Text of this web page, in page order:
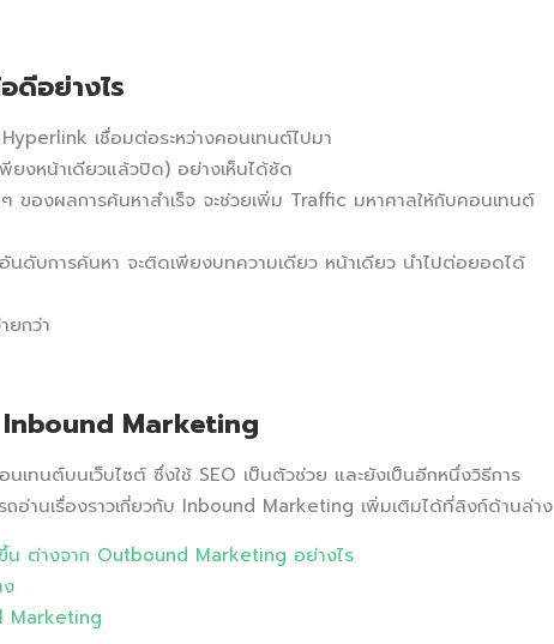
ดีอย่างไร
เชื่อมต่อระหว่างคอนเทนต์ไปมา
ยงหน้าเดียวแล้วปิด) อย่างเห็นได้ชัด
องผลการค้นหาสำเร็จ จะช่วยเพิ่ม Traffic มหาศาลให้กับคอนเทนต์
นดับการค้นหา จะติดเพียงบทความเดียว หน้าเดียว นำไปต่อยอดได้
ยกว่า
Inbound Marketing
ทนต์บนเว็บไซต์ ซึ่งใช้ SEO เป็นตัวช่วย และยังเป็นอีกหนึ่งวิธีการ
านเรื่องราวเกี่ยวกับ Inbound Marketing เพิ่มเติมได้ที่ลิงก์ด้านล่าง
น ต่างจาก Outbound Marketing อย่างไร
Marketing